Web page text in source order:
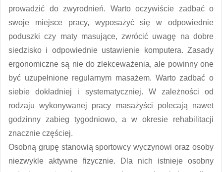
prowadzić do zwyrodnień. Warto oczywiście zadbać o
swoje miejsce pracy, wyposażyć się w odpowiednie
poduszki czy maty masujące, zwrócić uwagę na dobre
siedzisko i odpowiednie ustawienie komputera. Zasady
ergonomiczne są nie do zlekceważenia, ale powinny one
być uzupełnione regularnym masażem. Warto zadbać o
siebie dokładniej i systematyczniej. W zależności od
rodzaju wykonywanej pracy masażyści polecają nawet
godzinny zabieg tygodniowo, a w okresie rehabilitacji
znacznie częściej.
Osobną grupę stanowią sportowcy wyczynowi oraz osoby
niezwykle aktywne fizycznie. Dla nich istnieje osobny